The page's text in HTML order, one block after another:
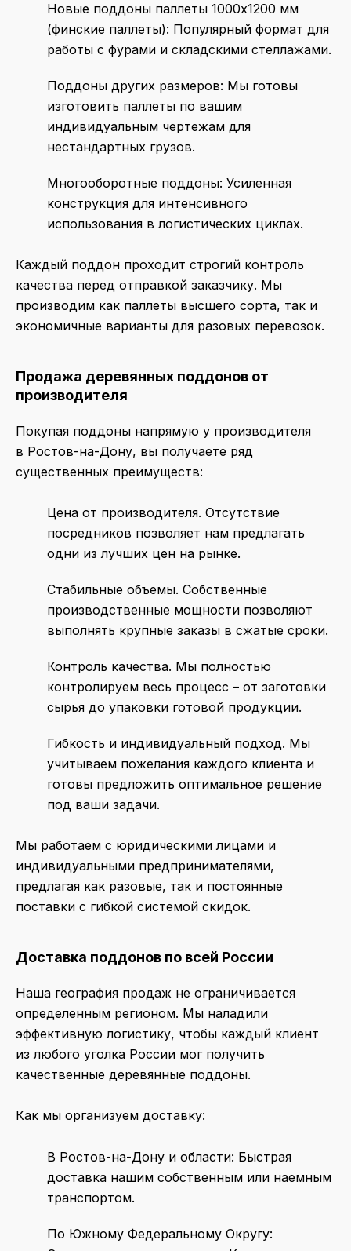
Новые поддоны паллеты 1000х1200 мм
(финские паллеты): Популярный формат для
работы с фурами и складскими стеллажами.
Поддоны других размеров: Мы готовы
изготовить паллеты по вашим
индивидуальным чертежам для
нестандартных грузов.
Многооборотные поддоны: Усиленная
конструкция для интенсивного
использования в логистических циклах.
Каждый поддон проходит строгий контроль
качества перед отправкой заказчику. Мы
производим как паллеты высшего сорта, так и
экономичные варианты для разовых перевозок.
Продажа деревянных поддонов от
производителя
Покупая поддоны напрямую у производителя
в Ростов-на-Дону, вы получаете ряд
существенных преимуществ:
Цена от производителя. Отсутствие
посредников позволяет нам предлагать
одни из лучших цен на рынке.
Стабильные объемы. Собственные
производственные мощности позволяют
выполнять крупные заказы в сжатые сроки.
Контроль качества. Мы полностью
контролируем весь процесс – от заготовки
сырья до упаковки готовой продукции.
Гибкость и индивидуальный подход. Мы
учитываем пожелания каждого клиента и
готовы предложить оптимальное решение
под ваши задачи.
Мы работаем с юридическими лицами и
индивидуальными предпринимателями,
предлагая как разовые, так и постоянные
поставки с гибкой системой скидок.
Доставка поддонов по всей России
Наша география продаж не ограничивается
определенным регионом. Мы наладили
эффективную логистику, чтобы каждый клиент
из любого уголка России мог получить
качественные деревянные поддоны.
Как мы организуем доставку:
В Ростов-на-Дону и области: Быстрая
доставка нашим собственным или наемным
транспортом.
По Южному Федеральному Округу: